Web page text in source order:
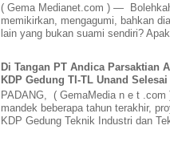
( Gema Medianet.com ) —
memikirkan, mengagumi, bahkan
lain yang bukan suami sendiri?
Di Tangan PT Andica Parsaktian
KDP Gedung TI-TL Unand Selesai
PADANG, ( GemaMedia n e t
mandek beberapa tahun terakhir,
KDP Gedung Teknik Industri dan